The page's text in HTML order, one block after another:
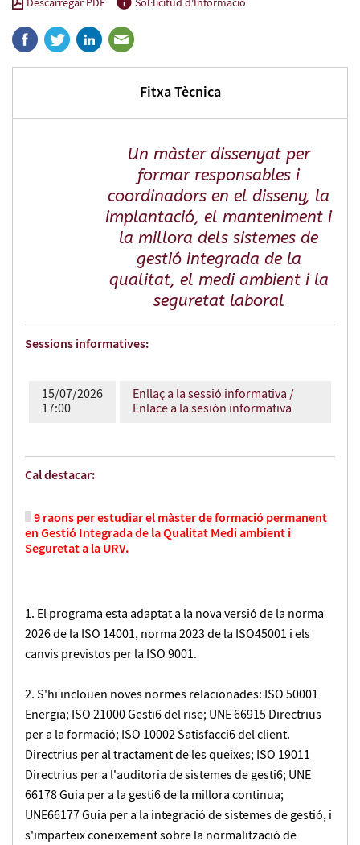
Fitxa Tècnica
Un màster dissenyat per
formar responsables i
coordinadors en el disseny, la
implantació, el manteniment i
la millora dels sistemes de
gestió integrada de la
qualitat, el medi ambient i la
seguretat laboral
Sessions informatives:
15/07/2026
17:00
Enllaç a la sessió informativa /
Enlace a la sesión informativa
Cal destacar:
9 raons per estudiar el màster de formació permanent
en Gestió Integrada de la Qualitat Medi ambient i
Seguretat a la URV.
El programa esta adaptat a la nova versió de la norma
2026 de la ISO 14001, norma 2023 de la ISO45001 i els
canvis previstos per la ISO 9001.
S'hi inclouen noves normes relacionades: ISO 50001
Energia; ISO 21000 Gesti6 del rise; UNE 66915 Directrius
per a la formació; ISO 10002 Satisfacci6 del client.
Directrius per al tractament de les queixes; ISO 19011
Directrius per a l'auditoria de sistemes de gesti6; UNE
66178 Guia per a la gesti6 de la millora continua;
UNE66177 Guia per a la integració de sistemes de gestió, i
s'imparteix coneixement sobre la normalització de